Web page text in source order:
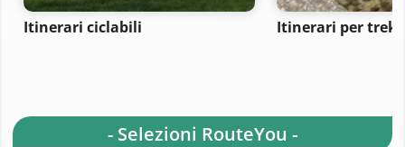
Itinerari ciclabili Itinerari per
- Selezioni RouteYou -